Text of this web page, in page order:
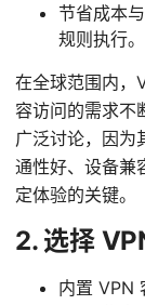
节省成本
规则执行。
在全球范围内，
容访问的需求不
广泛讨论，因为
通性好、设备兼
定体验的关键。
2. 选择
内置 VPN